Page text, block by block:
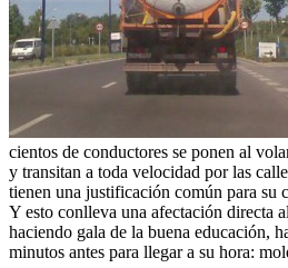
cientos de conductores se ponen al
y transitan a toda velocidad por las
tienen una justificación común para su
Y esto conlleva una afectación directa
haciendo gala de la buena educación,
minutos antes para llegar a su hora: